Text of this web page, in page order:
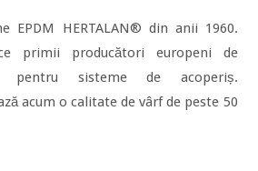
EPDM HERTALAN® din anii 1960.
primii producători europeni de
pentru sisteme de acoperiș.
acum o calitate de vârf de peste 50